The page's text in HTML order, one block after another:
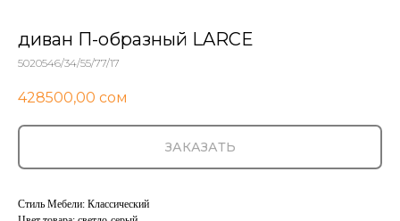
диван П-образный LARCE
5020546/34/55/77/17
428500,00 сом
ЗАКАЗАТЬ
Стиль Мебели: Классический